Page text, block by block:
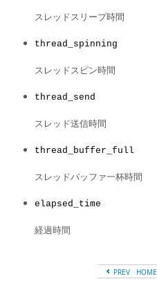
スレッドスリープ時間
thread_spinning
スレッドスピン時間
thread_send
スレッド送信時間
thread_buffer_full
スレッドバッファ一杯時間
elapsed_time
経過時間
PREV HOME